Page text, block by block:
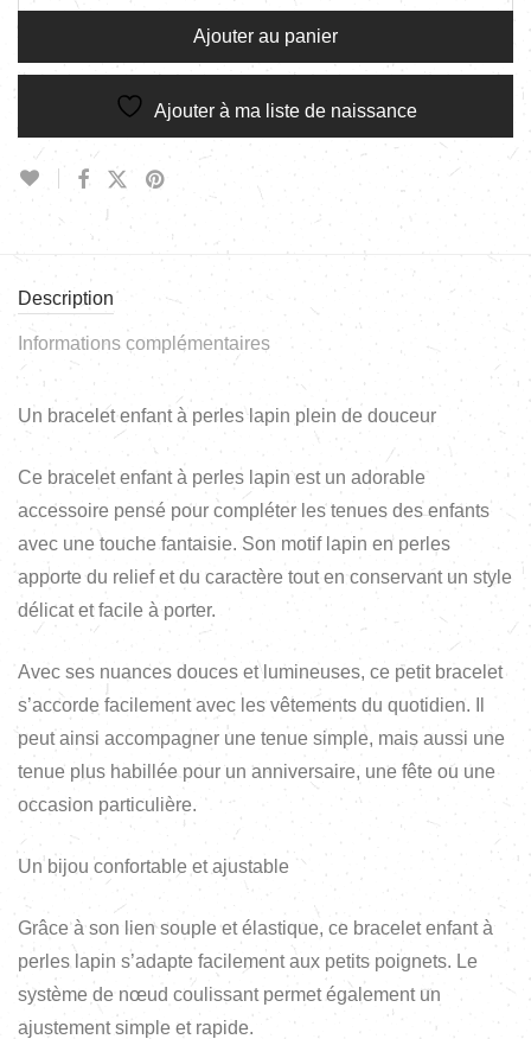
Ajouter au panier
Ajouter à ma liste de naissance
Description
Informations complémentaires
Un bracelet enfant à perles lapin plein de douceur
Ce bracelet enfant à perles lapin est un adorable
accessoire pensé pour compléter les tenues des enfants
avec une touche fantaisie. Son motif lapin en perles
apporte du relief et du caractère tout en conservant un style
délicat et facile à porter.
Avec ses nuances douces et lumineuses, ce petit bracelet
s’accorde facilement avec les vêtements du quotidien. Il
peut ainsi accompagner une tenue simple, mais aussi une
tenue plus habillée pour un anniversaire, une fête ou une
occasion particulière.
Un bijou confortable et ajustable
Grâce à son lien souple et élastique, ce bracelet enfant à
perles lapin s’adapte facilement aux petits poignets. Le
système de nœud coulissant permet également un
ajustement simple et rapide.